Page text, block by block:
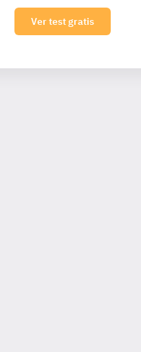
Ver test gratis